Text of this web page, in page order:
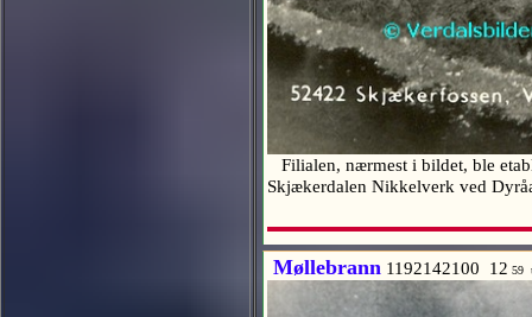
Filialen, nærmest i bildet, ble
Skjækerdalen Nikkelverk ved
Møllebrann 1192142100 12 59